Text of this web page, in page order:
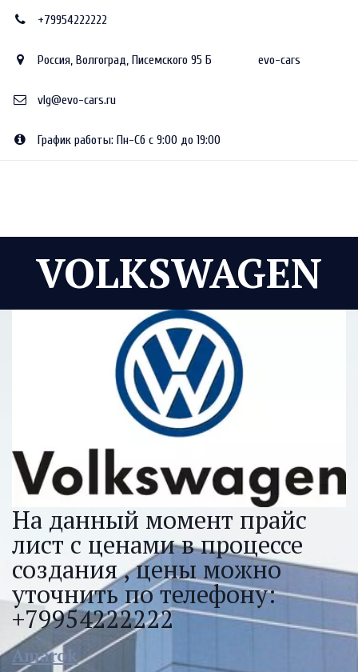
+79954222222
Россия, Волгоград, Писемского 95 Б evo-cars
vlg@evo-cars.ru
График работы: Пн-Сб с 9:00 до 19:00
VOLKSWAGEN
На данный момент прайс
лист с ценами в процессе
создания , цены можно
уточнить по телефону:
+79954222222
Amarok